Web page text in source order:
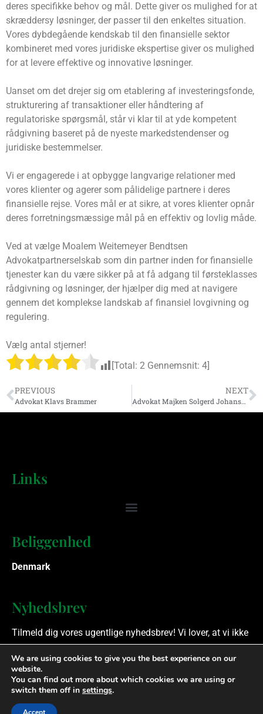
deres specifikke behov og mål. Dette giver os mulighed for at
skræddersy løsninger, der passer til den enkeltes situation.
Vores dybdegående kendskab til den finansielle sektor
kombineret med vores juridiske ekspertise giver os mulighed
for at levere effektive og innovative løsninger.
Uanset om det drejer sig om etablering af investeringsfonde,
strukturering af transaktioner eller håndtering af
regulatoriske spørgsmål, står vi klar til at yde kompetent
rådgivning baseret på de nyeste markedstendenser og
juridiske bestemmelser.
Vi er engagerede i at opbygge langvarige relationer med
vores klienter og agerer som pålidelige partnere i deres
finansielle rejse. Vores mål er at sikre, at vores klienter opnår
deres forretningsmæssige mål på en effektiv og lovlig måde.
Ved at vælge Moalem Weitemeyer Bendtsen
Advokatpartnerselskab som din partner inden for finansielle
tjenester kan du være sikker på at få adgang til førsteklasses
rådgivning og løsninger, der hjælper dig med at navigere
gennem det komplekse landskab af finansiel lovgivning og
regulering.
Vælg antal stjerner!
[Total: 2 Gennemsnit: 4
PREVIOUS
Advokat Klavs Brammer
NEXT
Advokat Majken Solgerd Johansen
Links
Beliggenhed
Denmark
Nyhedsbrev
Tilmeld dig vores ugentlige nyhedsbrev! Vi lover, at vi ikke
spammer.
Ophavsret © 2023 Finansielle Rådgivere. Alle rettigheder
forbeholdes.
We are using cookies to give you the best experience on our
website.
You can find out more about which cookies we are using or
switch them off in settings.